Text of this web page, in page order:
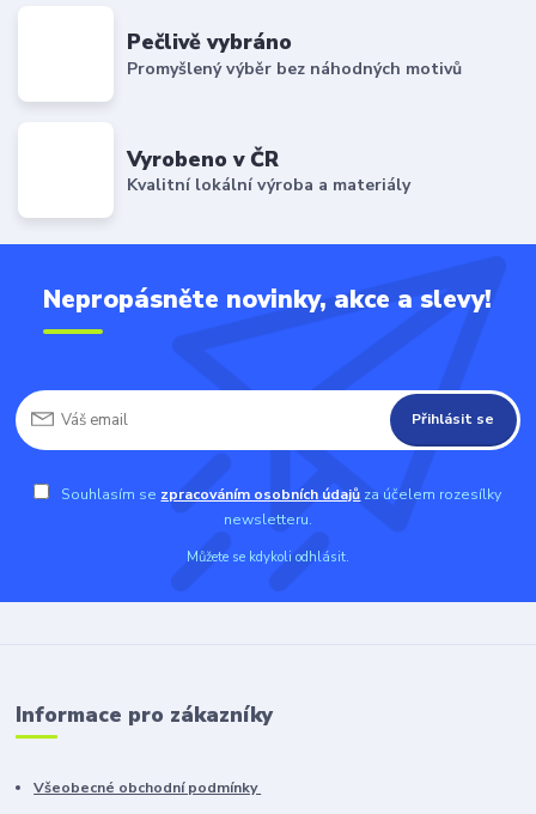
Pečlivě vybráno
Promyšlený výběr bez náhodných motivů
Vyrobeno v ČR
Kvalitní lokální výroba a materiály
Nepropásněte novinky, akce a slevy!
Přihlásit se
Souhlasím se zpracováním osobních údajů za účelem rozesílky
newsletteru.
Můžete se kdykoli odhlásit.
Informace pro zákazníky
Všeobecné obchodní podmínky